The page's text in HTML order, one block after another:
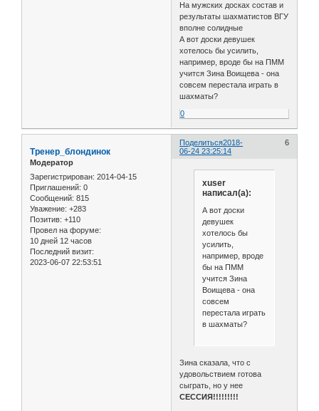
На мужских досках состав и
результаты шахматистов ВГУ
вполне солидные
А вот доски девушек
хотелось бы усилить,
например, вроде бы на ПММ
учится Зина Воищева - она
совсем перестала играть в
шахматы?
0
Поделиться 6
2018-
06-24 23:25:14
Тренер_блондинок
Модератор
Зарегистрирован: 2014-04-15
Приглашений: 0
Сообщений: 815
Уважение: +283
Позитив: +110
Провел на форуме:
10 дней 12 часов
Последний визит:
2023-06-07 22:53:51
xuser
написал(а):
А вот доски
девушек
хотелось бы
усилить,
например, вроде
бы на ПММ
учится Зина
Воищева - она
совсем
перестала играть
в шахматы?
Зина сказала, что с
удовольствием готова
сыграть, но у нее
СЕССИЯ!!!!!!!!!